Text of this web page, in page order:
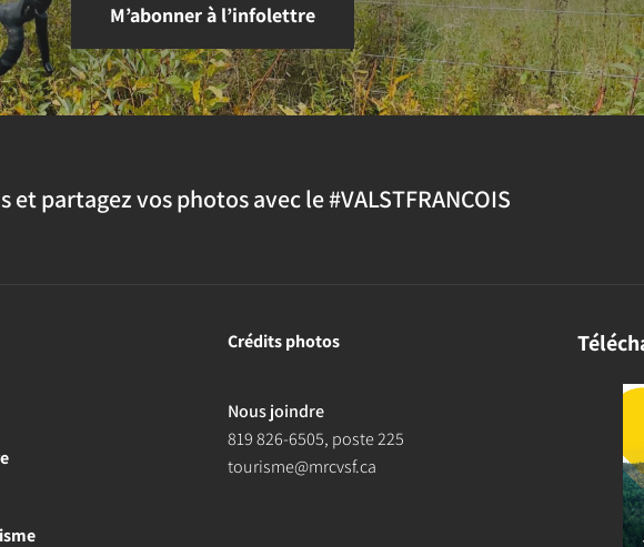
M’abonner à l’infolettre
et partagez vos photos avec le #VALSTFRANCOIS
Crédits photos
Nous joindre
819 826-6505, poste 225
tourisme@mrcvsf.ca